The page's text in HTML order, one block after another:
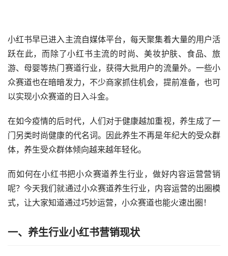
小红书早已进入主流自媒体平台，每天聚集着大量的用户活
跃在此，而除了小红书主流的时尚、美妆护肤、食品、旅
游、母婴等热门赛道行业，获得大批用户的流量外。一些小
众赛道也在暗暗发力，不少商家抓住机会，提前准备，也可
以实现小众赛道的日入斗金。
在如今疫情的后时代，人们对于健康越加重视，养生成了一
门另类时尚健康的代名词。因此养生不再是年纪大的受众群
体，养生受众群体倾向越来越年轻化。
而如何在小红书把小众赛道养生行业，做好内容运营营销
呢？今天我们就通过小众赛道养生行业，内容运营的出圈模
式，让大家知道通过巧妙运营，小众赛道也能火速出圈！
一、养生行业小红书营销现状